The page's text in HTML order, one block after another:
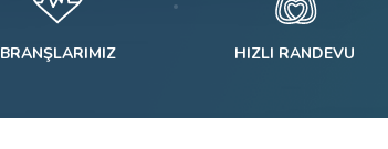
BRANŞLARIMIZ HIZLI RANDEVU